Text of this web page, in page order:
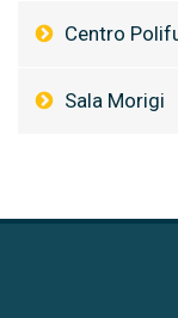
Centro
Sala Morigi